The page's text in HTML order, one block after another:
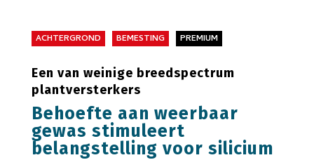
ACHTERGROND BEMESTING PREMIUM
Een van weinige breedspectrum
plantversterkers
Behoefte aan weerbaar
gewas stimuleert
belangstelling voor silicium